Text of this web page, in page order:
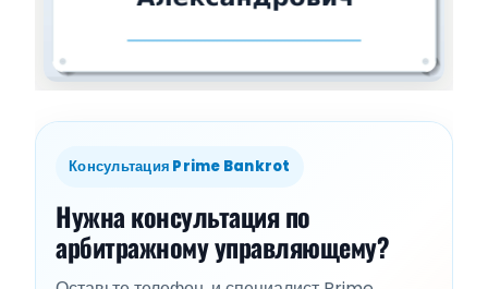
Консультация Prime Bankrot
Нужна консультация по
арбитражному управляющему?